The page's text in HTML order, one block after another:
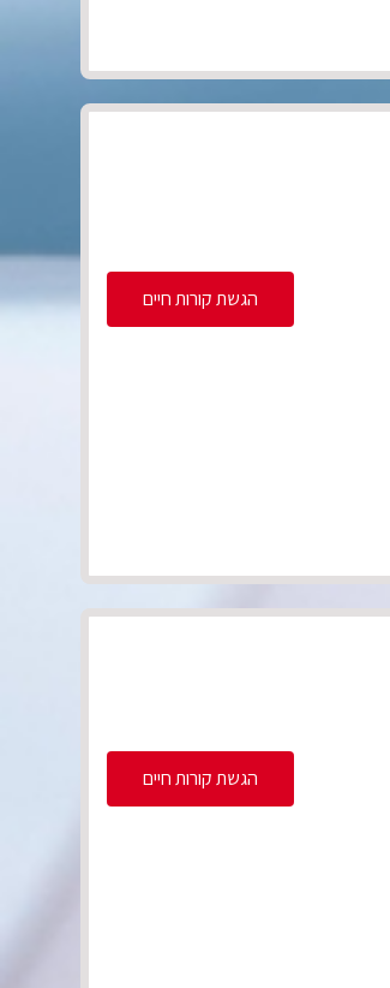
הגשת קורות חיים
הגשת קורות חיים